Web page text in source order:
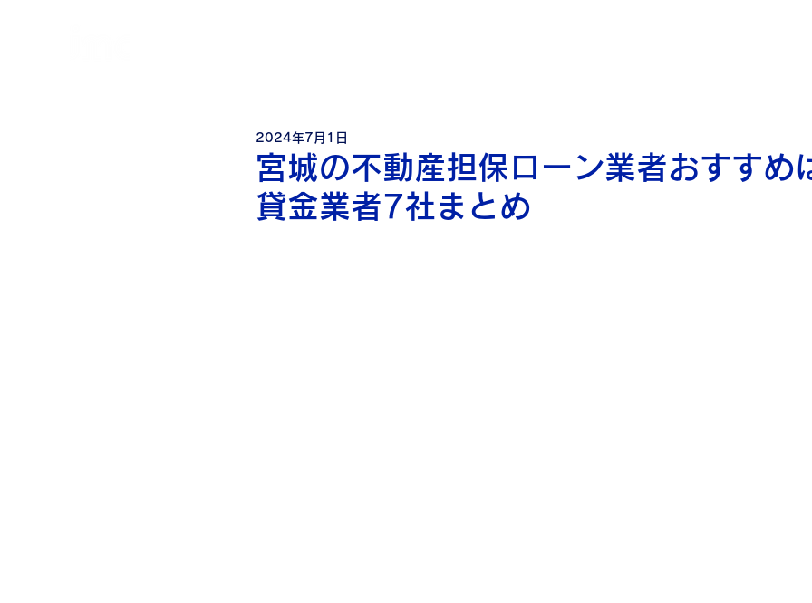
宮城の不動産担保ローン業者おすすめ
貸金業者7社まとめ
2024年7月1日